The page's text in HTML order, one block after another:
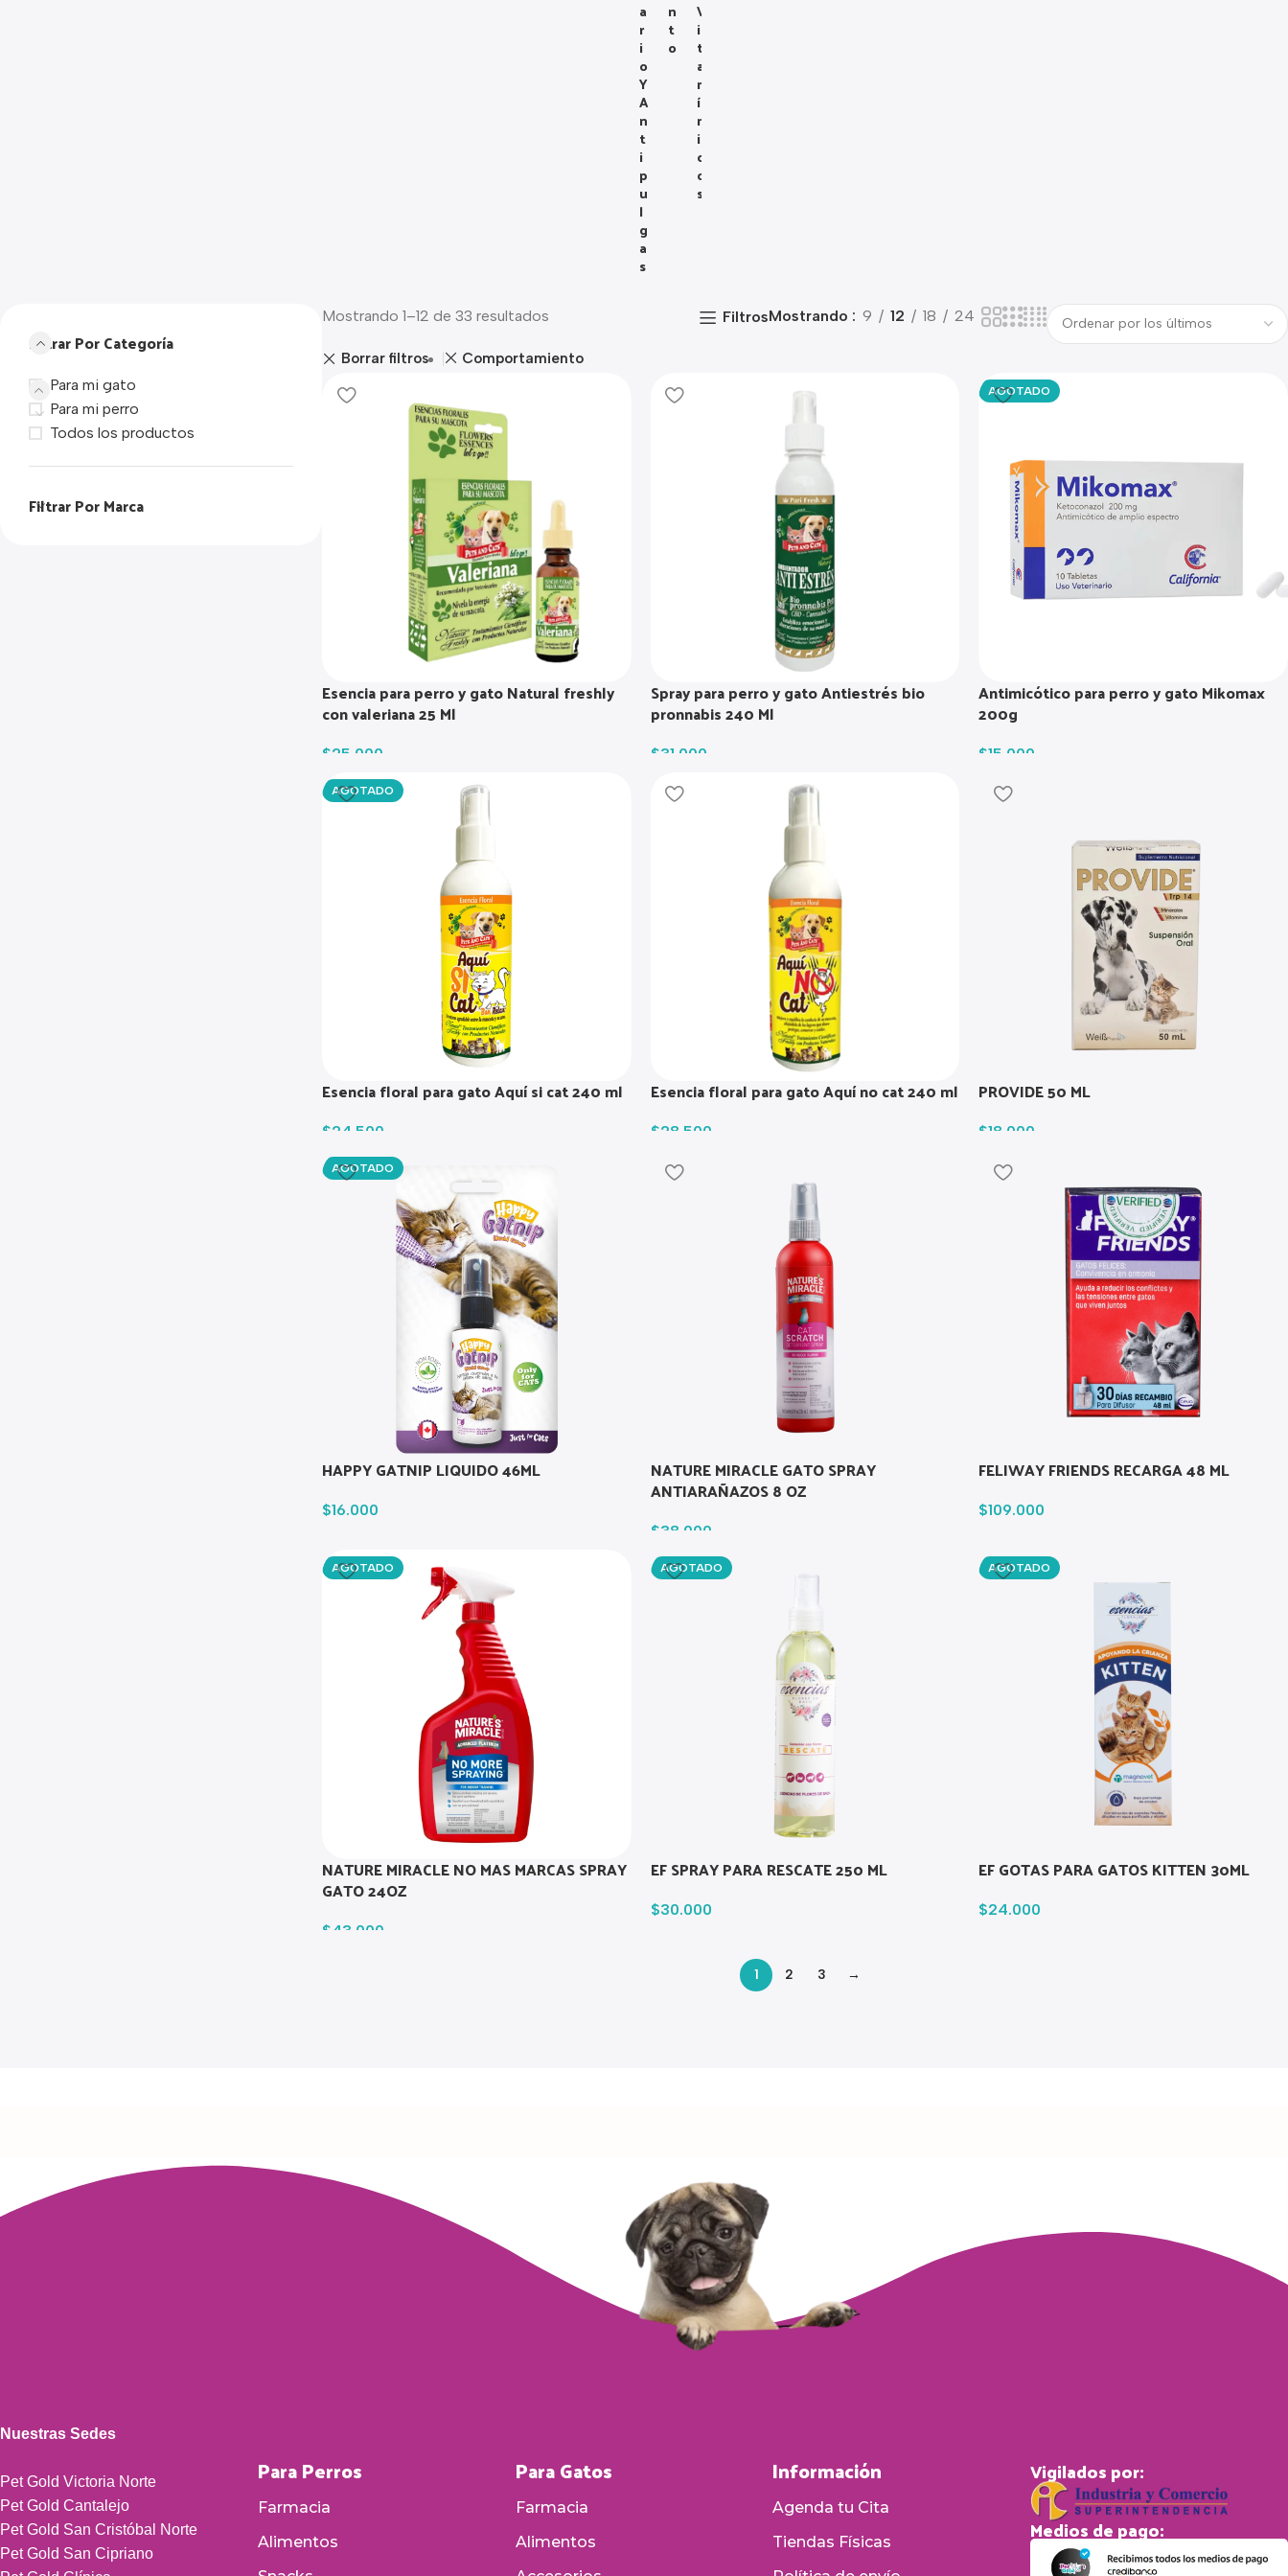
A
R
I
O
Y
A
N
T
I
P
U
L
G
A
S
N
T
O
V
I
T
A
M
Í
N
I
C
O
S
Filtrar Por Categoría
Para mi gato
Para mi perro
Todos los productos
Filtrar Por Marca
Mostrando 1–12 de 33 resultados FiltrosMostrando 9 12 18 24
Borrar filtros Comportamiento
Esencia para perro y gato Natural freshly
con valeriana 25 Ml
$25.000
Spray para perro y gato Antiestrés bio
pronnabis 240 Ml
$31.000
AGOTADO
Antimicótico para perro y gato Mikomax
200g
$15.000
AGOTADO
Esencia floral para gato Aquí si cat 240 ml
$24.500
Esencia floral para gato Aquí no cat 240 ml
$28.500
PROVIDE 50 ML
$18.000
AGOTADO
HAPPY GATNIP LIQUIDO 46ML
$16.000
NATURE MIRACLE GATO SPRAY
ANTIARAÑAZOS 8 OZ
$38.000
FELIWAY FRIENDS RECARGA 48 ML
$109.000
AGOTADO
NATURE MIRACLE NO MAS MARCAS SPRAY
GATO 24OZ
$ 43.000
AGOTADO
EF SPRAY PARA RESCATE 250 ML
$30.000
AGOTADO
EF GOTAS PARA GATOS KITTEN 30ML
$24.000
1 2 3 →
Nuestras Sedes
Pet Gold Victoria Norte
Pet Gold Cantalejo
Pet Gold San Cristóbal Norte
Pet Gold San Cipriano
Para Perros
Farmacia
Alimentos
Para Gatos
Farmacia
Alimentos
Información
Agenda tu Cita
Tiendas Físicas
Vigilados por:
Medios de pago: